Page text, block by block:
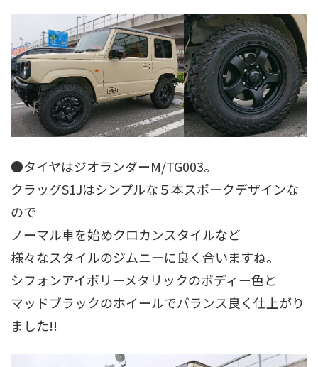
●タイヤはジオランダーM/TG003。
クラッグS1Jはシンプルな５本スポークデザインな
ので
ノーマル車を始めクロカンスタイルなど
様々なスタイルのジムニーに良く合いますね。
シフォンアイボリーメタリックのボディー色と
マッドブラックのホイールでバランス良く仕上がり
ました!!